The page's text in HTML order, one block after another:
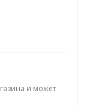
и может